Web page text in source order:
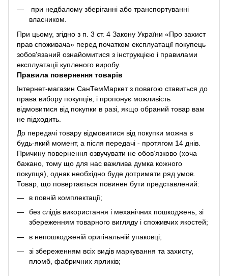
при недбалому зберіганні або транспортуванні
власником.
При цьому, згідно з п. 3 ст. 4 Закону України «Про захист
прав споживача» перед початком експлуатації покупець
зобов'язаний ознайомитися з інструкцією і правилами
експлуатації купленого виробу.
Правила повернення товарів
Інтернет-магазин СанТемМаркет з повагою ставиться до
права вибору покупців, і пропонує можливість
відмовитися від покупки в разі, якщо обраний товар вам
не підходить.
До передачі товару відмовитися від покупки можна в
будь-який момент, а після передачі - протягом 14 днів.
Причину повернення озвучувати не обов’язково (хоча
бажано, тому що для нас важлива думка кожного
покупця), однак необхідно буде дотримати ряд умов.
Товар, що повертається повинен бути представлений:
в повній комплектації;
без слідів використання і механічних пошкоджень, зі
збереженням товарного вигляду і споживчих якостей;
в непошкодженій оригінальній упаковці;
зі збереженням всіх видів маркування та захисту,
пломб, фабричних ярликів;